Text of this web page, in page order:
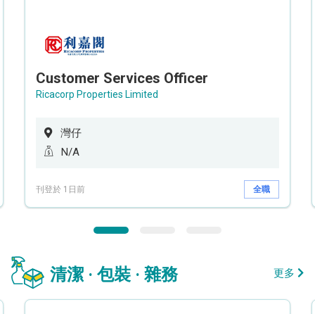
Customer Services Officer
Ricacorp Properties Limited
灣仔
N/A
刊登於 1日前 全職
清潔 · 包裝 · 雜務 更多